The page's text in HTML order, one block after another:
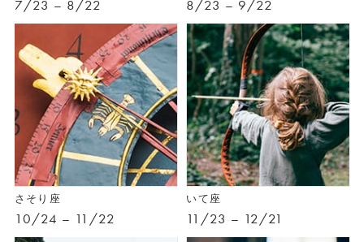
7/23 – 8/22 8/23 – 9/22
さそり座
10/24 – 11/22
いて座
11/23 – 12/21